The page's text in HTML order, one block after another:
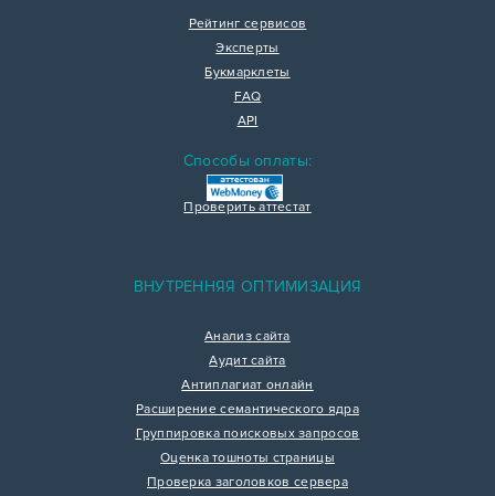
Рейтинг сервисов
Эксперты
Букмарклеты
FAQ
API
Способы оплаты:
Проверить аттестат
ВНУТРЕННЯЯ ОПТИМИЗАЦИЯ
Анализ сайта
Аудит сайта
Антиплагиат онлайн
Расширение семантического ядра
Группировка поисковых запросов
Оценка тошноты страницы
Проверка заголовков сервера